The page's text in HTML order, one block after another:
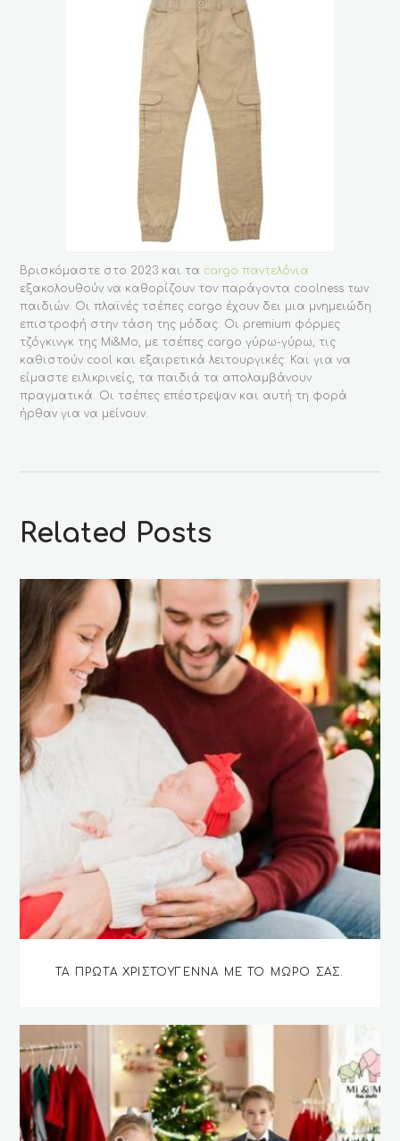
Βρισκόμαστε στο 2023 και τα cargo παντελόνια
εξακολουθούν να καθορίζουν τον παράγοντα coolness των
παιδιών. Οι πλαϊνές τσέπες cargo έχουν δει μια μνημειώδη
επιστροφή στην τάση της μόδας. Οι premium φόρμες
τζόγκινγκ της Mi&Mo, με τσέπες cargo γύρω-γύρω, τις
καθιστούν cool και εξαιρετικά λειτουργικές. Και για να
είμαστε ειλικρινείς, τα παιδιά τα απολαμβάνουν
πραγματικά. Οι τσέπες επέστρεψαν και αυτή τη φορά
ήρθαν για να μείνουν.
Related Posts
ΤΑ ΠΡΏΤΑ ΧΡΙΣΤΟΎΓΕΝΝΑ ΜΕ ΤΟ ΜΩΡΌ ΣΑΣ.